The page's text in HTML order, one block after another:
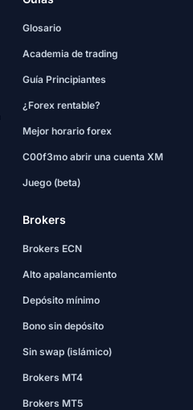
Glosario
Academia de trading
Guía Principiantes
¿Forex rentable?
Mejor horario forex
C00f3mo abrir una cuenta XM
Juego (beta)
Brokers
Brokers ECN
Alto apalancamiento
Depósito mínimo
Bono sin depósito
Sin swap (islámico)
Brokers MT4
Brokers MT5